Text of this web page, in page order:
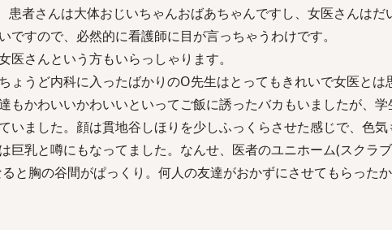
患者さんは大体おじいちゃんおばあちゃんですし、女医さんはだ
ですので、必然的に看護師に目が言っちゃうわけです。
医さんという方もいらっしゃります。
ょうど内科に入ったばかりのO先生はとってもきれいで女医とは
もかわいいかわいいといってご飯に誘ったバカもいましたが、
いました。顔は貫地谷しほりを少しふっくらさせた感じで、色気
巨乳と噂にもなってました。なんせ、医者のユニホーム(スクラ
と胸の谷間がぱっくり。何人の友達がおかずにさせてもらった